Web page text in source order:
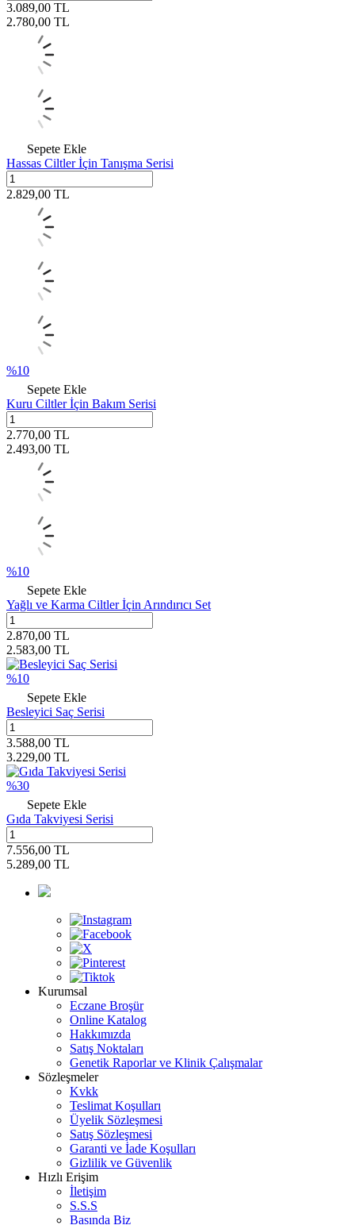
3.089,00 TL
2.780,00 TL
Sepete Ekle
Hassas Ciltler İçin Tanışma Serisi
2.829,00 TL
%10
Sepete Ekle
Kuru Ciltler İçin Bakım Serisi
2.770,00 TL
2.493,00 TL
%10
Sepete Ekle
Yağlı ve Karma Ciltler İçin Arındırıcı Set
2.870,00 TL
2.583,00 TL
%10
Sepete Ekle
Besleyici Saç Serisi
3.588,00 TL
3.229,00 TL
%30
Sepete Ekle
Gıda Takviyesi Serisi
7.556,00 TL
5.289,00 TL
Kurumsal
Eczane Broşür
Online Katalog
Hakkımızda
Satış Noktaları
Genetik Raporlar ve Klinik Çalışmalar
Sözleşmeler
Kvkk
Teslimat Koşulları
Üyelik Sözleşmesi
Satış Sözleşmesi
Garanti ve İade Koşulları
Gizlilik ve Güvenlik
Hızlı Erişim
İletişim
S.S.S
Basında Biz